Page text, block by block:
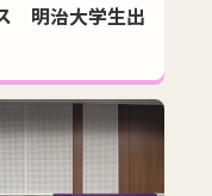
明治大学生出